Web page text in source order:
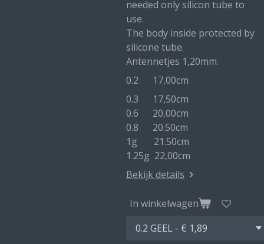
needed only silicon tube to
use.
The body inside protected by
silicone tube.
Antennetjes 1,20mm.
0.2 17,00cm
0.3 17,50cm
0.6 20,00cm
0.8 20.50cm
1g 21.50cm
1.25g 22,00cm
Bekijk details
In winkelwagen